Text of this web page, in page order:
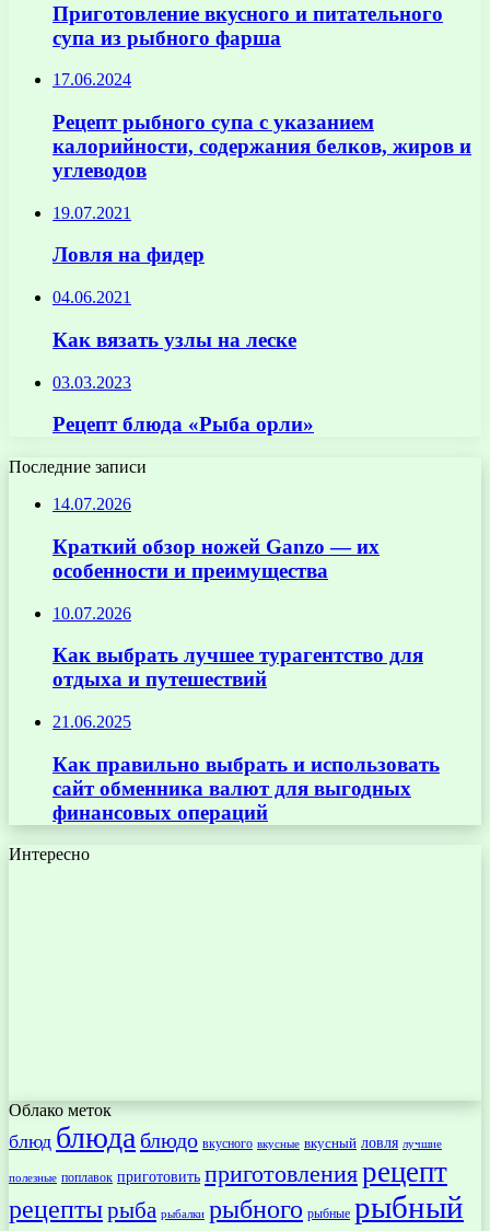
Приготовление вкусного и питательного
супа из рыбного фарша
17.06.2024
Рецепт рыбного супа с указанием
калорийности, содержания белков, жиров и
углеводов
19.07.2021
Ловля на фидер
04.06.2021
Как вязать узлы на леске
03.03.2023
Рецепт блюда «Рыба орли»
Последние записи
14.07.2026
Краткий обзор ножей Ganzo — их
особенности и преимущества
10.07.2026
Как выбрать лучшее турагентство для
отдыха и путешествий
21.06.2025
Как правильно выбрать и использовать
сайт обменника валют для выгодных
финансовых операций
Интересно
Облако меток
блюд блюда блюдо вкусного вкусные вкусный ловля лучшие
полезные поплавок приготовить приготовлениярецепт
рецептырыба рыбалки рыбного рыбные рыбный